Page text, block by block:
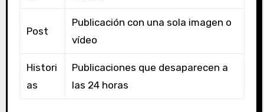
Post
Publicación con una sola imagen o
vídeo
Histori
as
Publicaciones que desaparecen a
las 24 horas